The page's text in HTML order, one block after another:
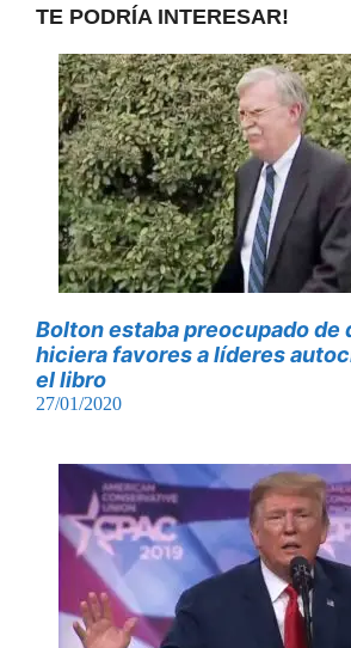
TE PODRÍA INTERESAR!
Bolton estaba preocupado de
hiciera favores a líderes
el libro
27/01/2020